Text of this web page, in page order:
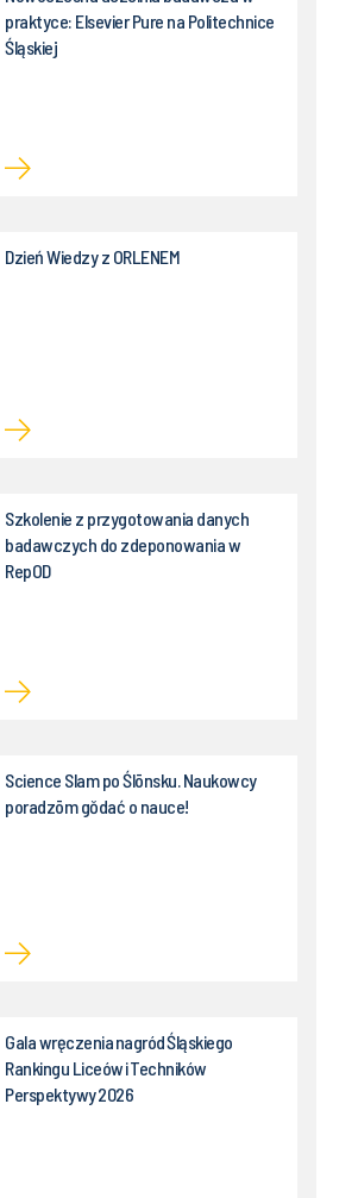
praktyce: Elsevier Pure na Politechnice
Śląskiej
Dzień Wiedzy z ORLENEM
Szkolenie z przygotowania danych
badawczych do zdeponowania w
RepOD
Science Slam po Ślōnsku. Naukowcy
poradzōm gŏdać o nauce!
Gala wręczenia nagród Śląskiego
Rankingu Liceów i Techników
Perspektywy 2026